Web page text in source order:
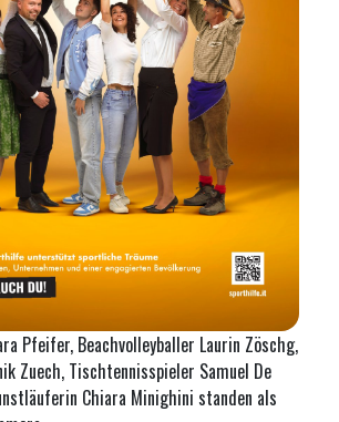
Pfeifer, Beachvolleyballer Laurin Zöschg,
Zuech, Tischtennisspieler Samuel De
Chiara Minighini standen als